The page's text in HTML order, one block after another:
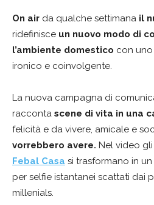
On air da qualche settimana il
ridefinisce un nuovo modo di
l’ambiente domestico con
ironico e coinvolgente.
La nuova campagna di
racconta scene di vita in una
felicità e da vivere, amicale e
vorrebbero avere. Nel video
Febal Casa si trasformano in
per selfie istantanei scattati dai
millenials.